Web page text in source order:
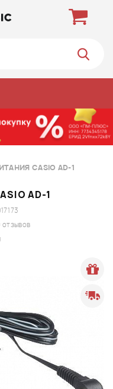
CASIO AD-1
AD-1
отзывов